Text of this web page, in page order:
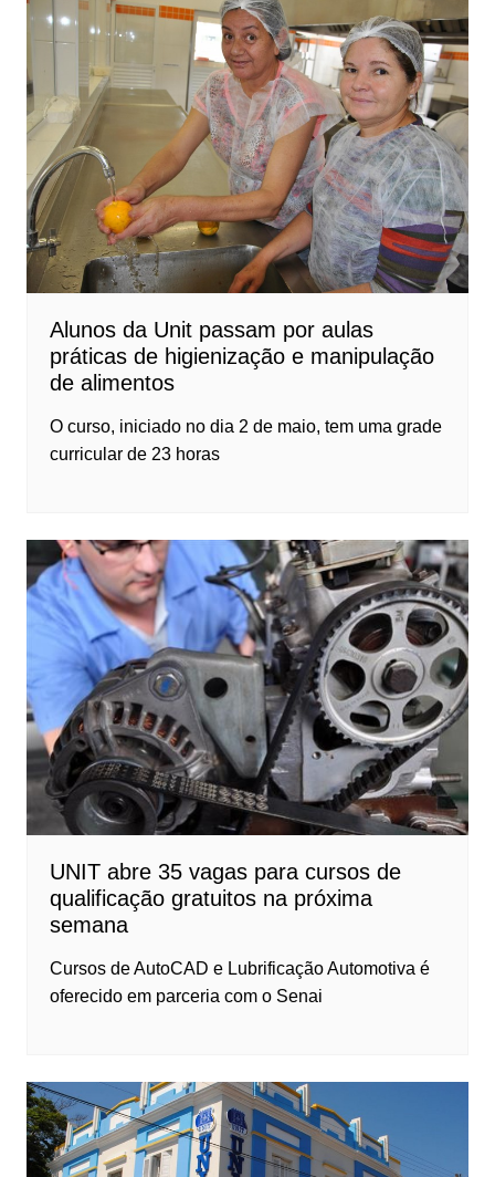
Alunos da Unit passam por aulas
práticas de higienização e manipulação
de alimentos
O curso, iniciado no dia 2 de maio, tem uma grade
curricular de 23 horas
UNIT abre 35 vagas para cursos de
qualificação gratuitos na próxima
semana
Cursos de AutoCAD e Lubrificação Automotiva é
oferecido em parceria com o Senai